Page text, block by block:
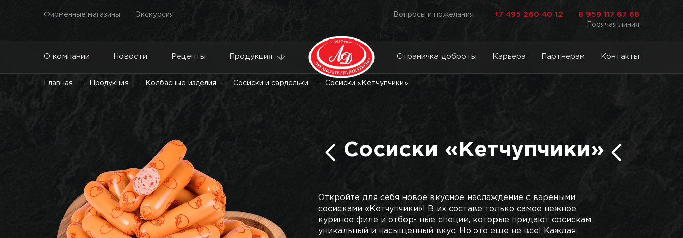
Фирменные магазины Экскурсия Вопросы и пожелания +7 495 260 40 12 8 959 117 67 68
Горячая линия
О компании Новости Рецепты Продукция Страничка доброты Карьера Партнерам Контакты
Главная Продукция Колбасные изделия Сосиски и сардельки Сосиски «Кетчупчики»
Сосиски «Кетчупчики»
Откройте для себя новое вкусное наслаждение с вареными
сосисками «Кетчупчики»! В их составе только самое нежное
куриное филе и отбор- ные специи, которые придают сосискам
уникальный и насыщенный вкус. Но это еще не все! Каждая